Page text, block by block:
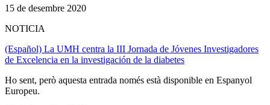
15 de desembre 2020
NOTICIA
(Español) La UMH centra la III Jornada de Jóvenes Investigadores
de Excelencia en la investigación de la diabetes
Ho sent, però aquesta entrada només està disponible en Espanyol
Europeu.